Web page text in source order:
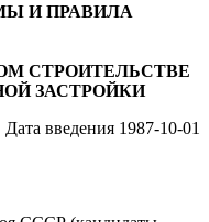
И ПРАВИЛА
СТРОИТЕЛЬСТВЕ
ЗАСТРОЙКИ
Дата введения 1987-10-01